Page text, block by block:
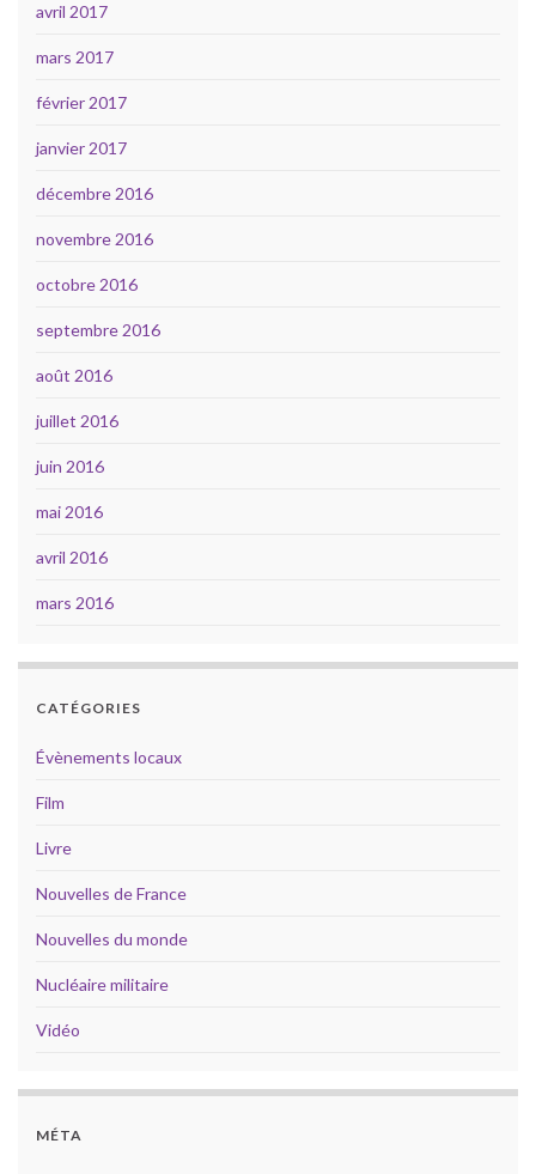
avril 2017
mars 2017
février 2017
janvier 2017
décembre 2016
novembre 2016
octobre 2016
septembre 2016
août 2016
juillet 2016
juin 2016
mai 2016
avril 2016
mars 2016
CATÉGORIES
Évènements locaux
Film
Livre
Nouvelles de France
Nouvelles du monde
Nucléaire militaire
Vidéo
MÉTA